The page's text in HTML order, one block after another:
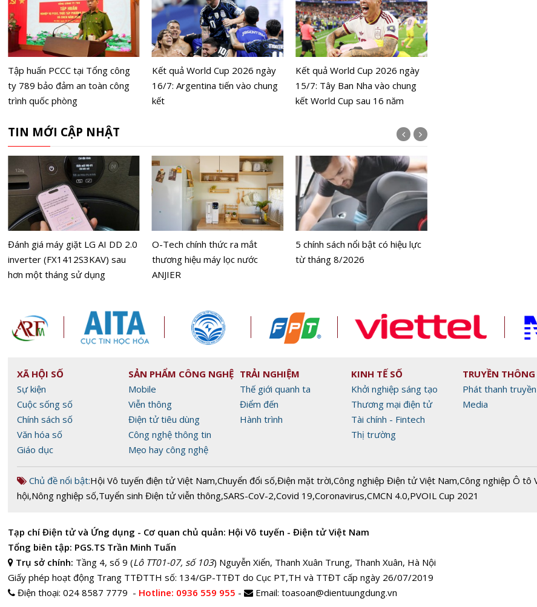
Tập huấn PCCC tại Tổng công
ty 789 bảo đảm an toàn công
trình quốc phòng
Kết quả World Cup 2026 ngày
16/7: Argentina tiến vào chung
kết
Kết quả World Cup 2026 ngày
15/7: Tây Ban Nha vào chung
kết World Cup sau 16 năm
TIN MỚI CẬP NHẬT
Đánh giá máy giặt LG AI DD 2.0
inverter (FX1412S3KAV) sau
hơn một tháng sử dụng
O-Tech chính thức ra mắt
thương hiệu máy lọc nước
ANJIER
5 chính sách nổi bật có hiệu lực
từ tháng 8/2026
XÃ HỘI SỐ
Sự kiện
Cuộc sống số
Chính sách số
Văn hóa số
Giáo dục
SẢN PHẨM CÔNG NGHỆ
Mobile
Viễn thông
Điện tử tiêu dùng
Công nghệ thông tin
Mẹo hay công nghệ
TRẢI NGHIỆM
Thế giới quanh ta
Điểm đến
Hành trình
KINH TẾ SỐ
Khởi nghiệp sáng tạo
Thương mại điện tử
Tài chính - Fintech
Thị trường
TRUYỀN THÔNG
Phát thanh
Media
Chủ đề nổi bật:Hội Vô tuyến điện tử Việt Nam,Chuyển đổi số,Điện mặt trời,Công nghiệp Điện tử Việt Nam,Công nghiệp Ô tô
hội,Nông nghiệp số,Tuyển sinh Điện tử viễn thông,SARS-CoV-2,Covid 19,Coronavirus,CMCN 4.0,PVOIL Cup 2021
Tạp chí Điện tử và Ứng dụng - Cơ quan chủ quản: Hội Vô tuyến - Điện tử Việt Nam
Tổng biên tập: PGS.TS Trần Minh Tuấn
Trụ sở chính: Tầng 4, số 9 (Lô TT01-07, số 103) Nguyễn Xiển, Thanh Xuân Trung, Thanh Xuân, Hà Nội
Giấy phép hoạt động Trang TTĐTTH số: 134/GP-TTĐT do Cục PT,TH và TTĐT cấp ngày 26/07/2019
Điện thoại: 024 8587 7779 - Hotline: 0936 559 955 - Email: toasoan@dientuungdung.vn